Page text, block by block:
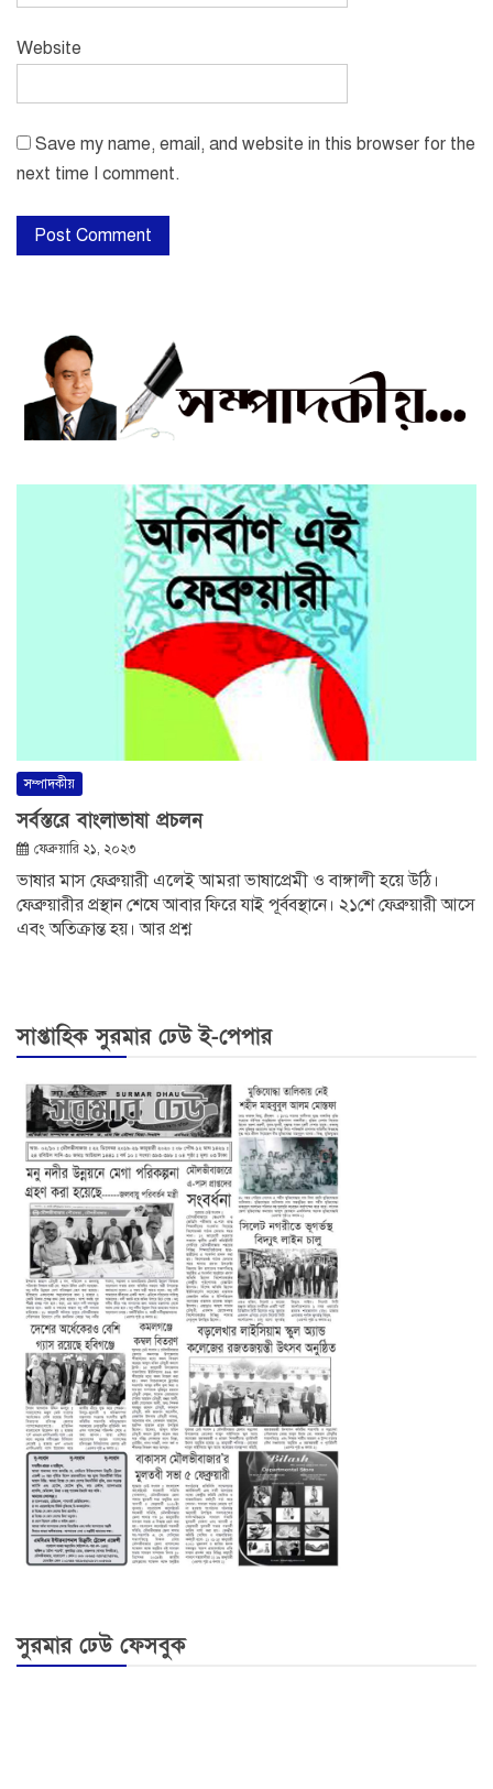
Website
Save my name, email, and website in this browser for the
next time I comment.
সম্পাদকীয়
সর্বস্তরে বাংলাভাষা প্রচলন
ফেব্রুয়ারি ২১, ২০২৩
ভাষার মাস ফেব্রুয়ারী এলেই আমরা ভাষাপ্রেমী ও বাঙ্গালী হয়ে উঠি।
ফেব্রুয়ারীর প্রস্থান শেষে আবার ফিরে যাই পূর্ববস্থানে। ২১শে ফেব্রুয়ারী আসে
এবং অতিক্রান্ত হয়। আর প্রশ্ন
সাপ্তাহিক সুরমার ঢেউ ই-পেপার
সুরমার ঢেউ ফেসবুক